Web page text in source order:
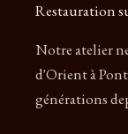
Restauration
Notre atelier
d'Orient à
générations